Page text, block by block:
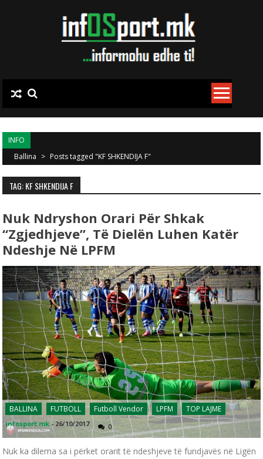
INFO
Ballina > Posts tagged "KF SHKENDIJA F"
TAG: KF SHKENDIJA F
Nuk Ndryshon Orari Për Shkak
“Zgjedhjeve”, Të Dielën Luhen Katër
Ndeshje Në LPFM
BALLINA FUTBOLL Futboll Vendor LPFM TOP LAJME
infosport.mk - 26/10/2017 0
Nuk ka dilema sa i përket orarit të ndeshjeve të fundjavës në Ligën